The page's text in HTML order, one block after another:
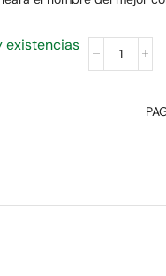
existencias